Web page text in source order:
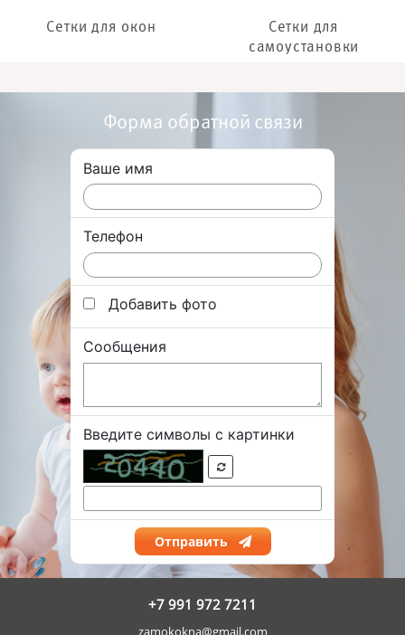
Сетки для окон
Сетки для
самоустановки
Форма обратной связи
Ваше имя
Телефон
Добавить фото
Сообщения
Введите символы с картинки
Отправить
+7 991 972 7211
zamokokna@gmail.com